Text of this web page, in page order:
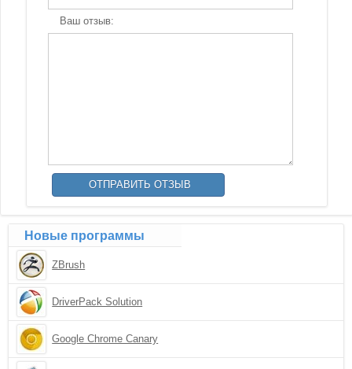
Ваш отзыв:
Новые программы
ZBrush
DriverPack Solution
Google Chrome Canary